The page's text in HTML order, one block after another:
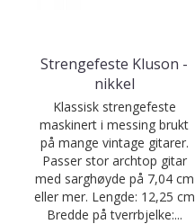
Strengefeste Kluson -
nikkel
Klassisk strengefeste
maskinert i messing brukt
på mange vintage gitarer.
Passer stor archtop gitar
med sarghøyde på 7,04 cm
eller mer. Lengde: 12,25 cm
Bredde på tverrbjelke:...